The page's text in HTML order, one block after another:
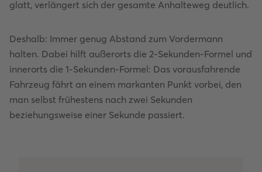
glatt, verlängert sich der gesamte Anhalteweg deutlich.
Deshalb: Immer genug Abstand zum Vordermann
halten. Dabei hilft außerorts die 2-Sekunden-Formel und
innerorts die 1-Sekunden-Formel: Das vorausfahrende
Fahrzeug fährt an einem markanten Punkt vorbei, den
man selbst frühestens nach zwei Sekunden
beziehungsweise einer Sekunde passiert.